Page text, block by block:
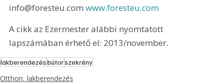
info@foresteu.com www.foresteu.com
A cikk az Ezermester alábbi nyomtatott
lapszámában érhető el: 2013/november.
lakberendezésbútorszekrény
Otthon, lakberendezés